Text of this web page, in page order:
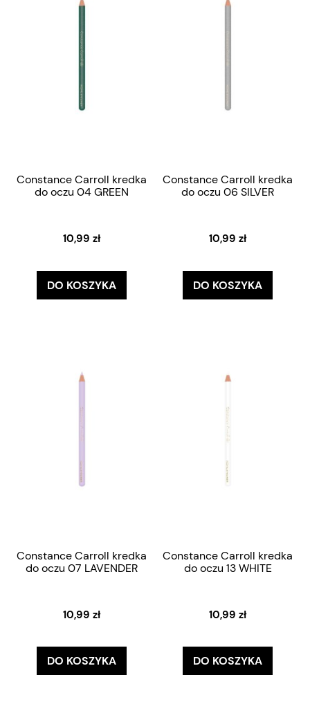
Constance Carroll kredka
do oczu 04 GREEN
10,99 zł
DO KOSZYKA
Constance Carroll kredka
do oczu 06 SILVER
10,99 zł
DO KOSZYKA
Constance Carroll kredka
do oczu 07 LAVENDER
10,99 zł
DO KOSZYKA
Constance Carroll kredka
do oczu 13 WHITE
10,99 zł
DO KOSZYKA